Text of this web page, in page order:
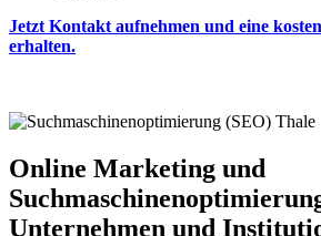
Jetzt Kontakt aufnehmen und eine
erhalten.
Online Marketing und
Unternehmen und